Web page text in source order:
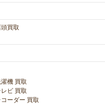
買取
機 買取
ビ 買取
ーダー 買取